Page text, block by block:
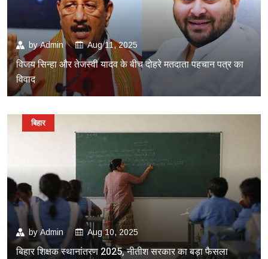
byAdmin Aug 11, 2025
विजय सिन्हा और तेजस्वी यादव के बीच दोहरे मतदाता पहचान पत्र का
विवाद
byAdmin Aug 10, 2025
बिहार शिक्षक स्थानांतरण 2025, नीतीश सरकार का बड़ा फैसला
बिहार